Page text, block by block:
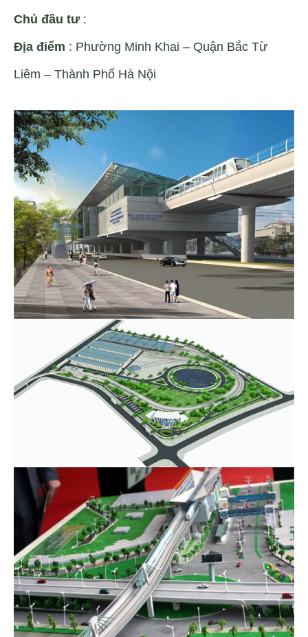
Chủ đầu tư :
Địa điểm : Phường Minh Khai – Quận Bắc Từ
Liêm – Thành Phố Hà Nội